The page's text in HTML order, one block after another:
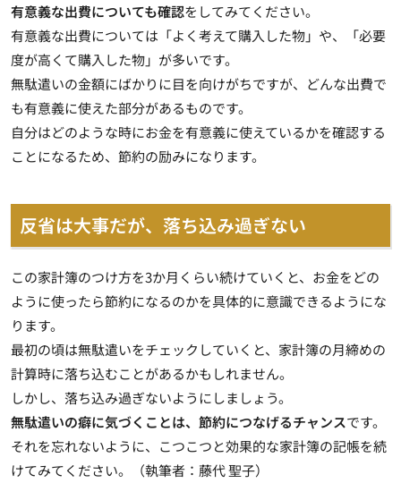
有意義な出費についても確認をしてみてください。
有意義な出費については「よく考えて購入した物」や、「必要
度が高くて購入した物」が多いです。
無駄遣いの金額にばかりに目を向けがちですが、どんな出費で
も有意義に使えた部分があるものです。
自分はどのような時にお金を有意義に使えているかを確認する
ことになるため、節約の励みになります。
反省は大事だが、落ち込み過ぎない
この家計簿のつけ方を3か月くらい続けていくと、お金をどの
ように使ったら節約になるのかを具体的に意識できるようにな
ります。
最初の頃は無駄遣いをチェックしていくと、家計簿の月締めの
計算時に落ち込むことがあるかもしれません。
しかし、落ち込み過ぎないようにしましょう。
無駄遣いの癖に気づくことは、節約につなげるチャンスです。
それを忘れないように、こつこつと効果的な家計簿の記帳を続
けてみてください。（執筆者：藤代 聖子）